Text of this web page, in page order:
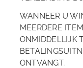
WANNEER U
MEERDERE
ONMIDDELLIJK
ONTVANGT.